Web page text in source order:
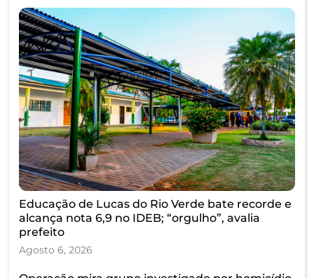
Educação de Lucas do Rio Verde bate recorde e
alcança nota 6,9 no IDEB; “orgulho”, avalia
prefeito
Agosto 6, 2026